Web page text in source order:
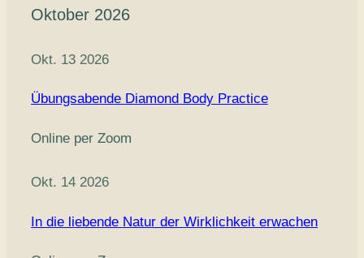
Oktober 2026
Okt. 13 2026
Übungsabende Diamond Body Practice
Online per Zoom
Okt. 14 2026
In die liebende Natur der Wirklichkeit erwachen